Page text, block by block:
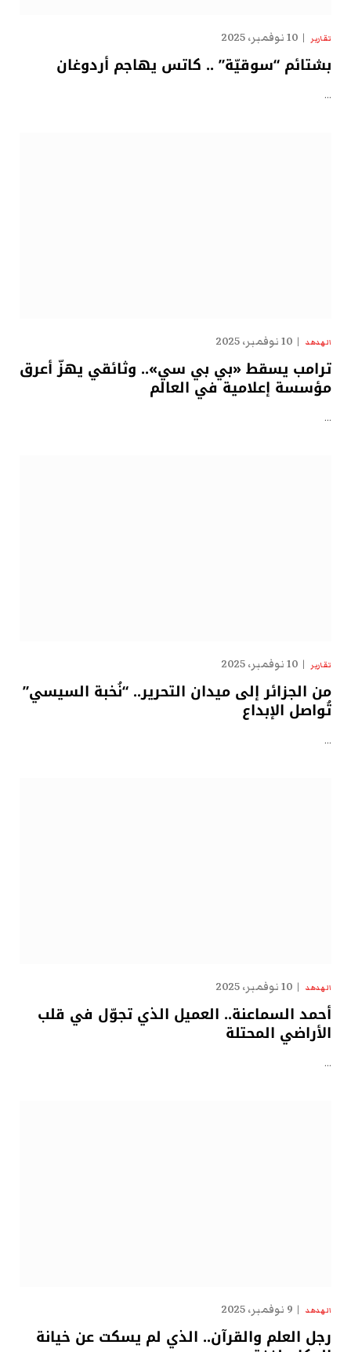
تقارير 10 نوفمبر، 2025
بشتائم “سوقيّة” .. كاتس يهاجم أردوغان
…
الهدهد 10 نوفمبر، 2025
ترامب يسقط «بي بي سي».. وثائقي يهزّ أعرق
مؤسسة إعلامية في العالم
…
تقارير 10 نوفمبر، 2025
من الجزائر إلى ميدان التحرير.. “نُخبة السيسي”
تُواصل الإبداع
…
الهدهد 10 نوفمبر، 2025
أحمد السماعنة.. العميل الذي تجوّل في قلب
الأراضي المحتلة
…
الهدهد 9 نوفمبر، 2025
رجل العلم والقرآن.. الذي لم يسكت عن خيانة